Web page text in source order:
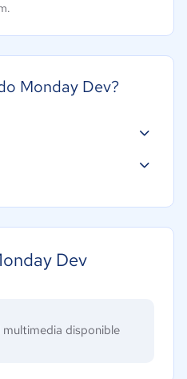
Monday Dev?
Dev
disponible